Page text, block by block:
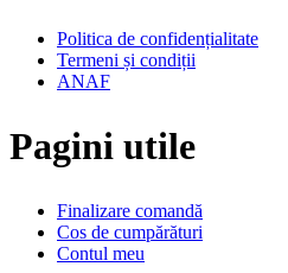
Politica de confidențialitate
Termeni și condiții
ANAF
Pagini utile
Finalizare comandă
Cos de cumpărături
Contul meu